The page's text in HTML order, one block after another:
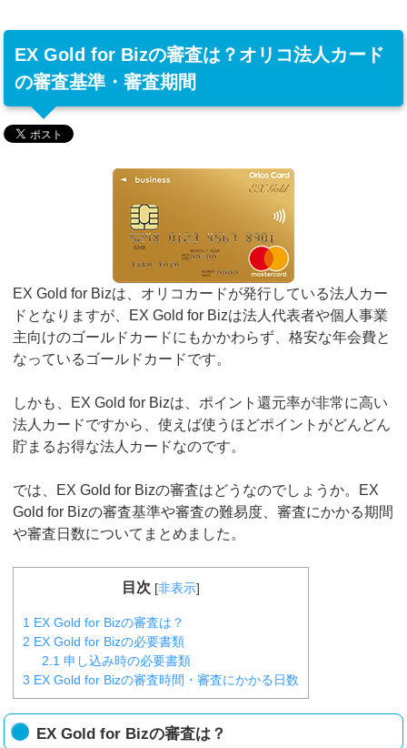
EX Gold for Bizの審査は？オリコ法人カード
の審査基準・審査期間
EX Gold for Bizは、オリコカードが発行している法人カー
ドとなりますが、EX Gold for Bizは法人代表者や個人事業
主向けのゴールドカードにもかかわらず、格安な年会費と
なっているゴールドカードです。
しかも、EX Gold for Bizは、ポイント還元率が非常に高い
法人カードですから、使えば使うほどポイントがどんどん
貯まるお得な法人カードなのです。
では、EX Gold for Bizの審査はどうなのでしょうか。EX
Gold for Bizの審査基準や審査の難易度、審査にかかる期間
や審査日数についてまとめました。
目次 [非表示]
1 EX Gold for Bizの審査は？
2 EX Gold for Bizの必要書類
2.1 申し込み時の必要書類
3 EX Gold for Bizの審査時間・審査にかかる日数
EX Gold for Bizの審査は？